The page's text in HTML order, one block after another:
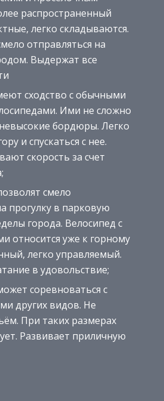
распространенный
легко складываются.
отправляться на
Выдержат все
сходство с обычными
Ими не сложно
бордюры. Легко
и спускаться с нее.
скорость за счет
смело
прогулку в парковую
города. Велосипед с
относится уже к горному
легко управляемый.
в удовольствие;
соревноваться с
других видов. Не
При таких размерах
Развивает приличную